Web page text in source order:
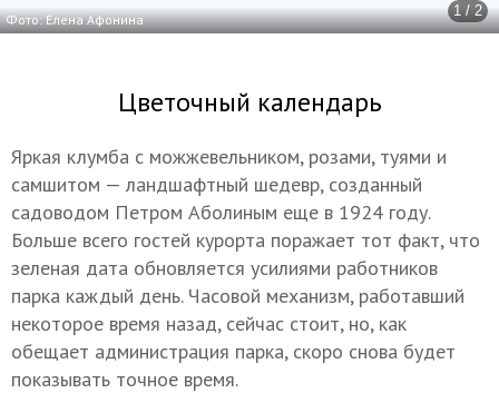
1 / 2
Фото: Елена Афонина
Цветочный календарь
Яркая клумба с можжевельником, розами, туями и
самшитом — ландшафтный шедевр, созданный
садоводом Петром Аболиным еще в 1924 году.
Больше всего гостей курорта поражает тот факт, что
зеленая дата обновляется усилиями работников
парка каждый день. Часовой механизм, работавший
некоторое время назад, сейчас стоит, но, как
обещает администрация парка, скоро снова будет
показывать точное время.